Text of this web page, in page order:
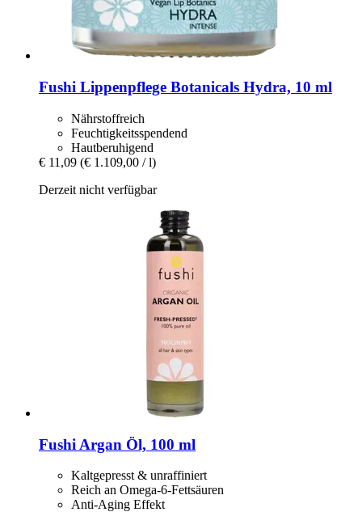
Fushi Lippenpflege Botanicals Hydra, 10 ml
Nährstoffreich
Feuchtigkeitsspendend
Hautberuhigend
€ 11,09 (€ 1.109,00 / l)
Derzeit nicht verfügbar
Fushi Argan Öl, 100 ml
Kaltgepresst & unraffiniert
Reich an Omega-6-Fettsäuren
Anti-Aging Effekt